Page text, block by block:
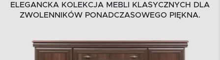
ELEGANCKA KOLEKCJA MEBLI KLASYCZNYCH DLA
ZWOLENNIKÓW PONADCZASOWEGO PIĘKNA.